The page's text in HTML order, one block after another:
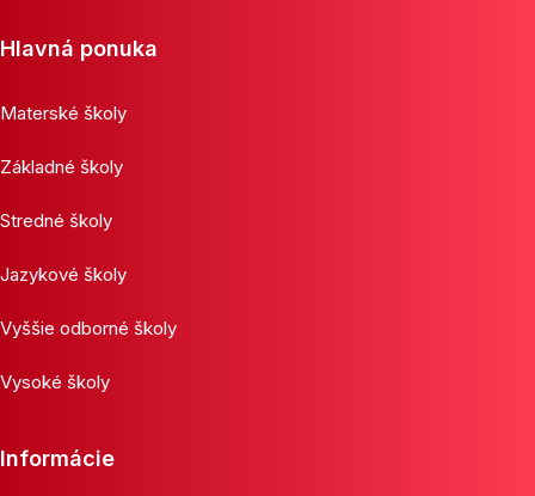
Hlavná ponuka
Materské školy
Základné školy
Stredné školy
Jazykové školy
Vyššie odborné školy
Vysoké školy
Informácie